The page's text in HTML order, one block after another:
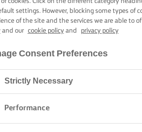
Home Recepten
SCHORT AAN EN
settings. However, blocking some types of
of the site and the services we are able to
and our cookie policyand privacy policy
Consent Preferences
Strictly Necessary
Performance